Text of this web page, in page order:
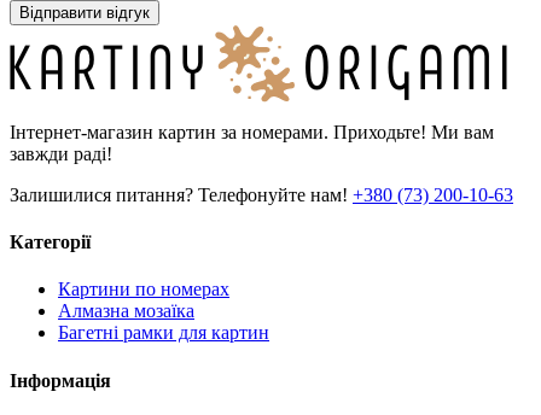
Відправити відгук
Інтернет-магазин картин за номерами. Приходьте! Ми вам
завжди раді!
Залишилися питання? Телефонуйте нам! +380 (73) 200-10-63
Категорії
Картини по номерах
Алмазна мозаїка
Багетні рамки для картин
Інформація